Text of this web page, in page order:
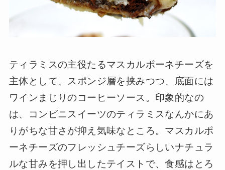
ティラミスの主役たるマスカルポーネチーズを
主体として、スポンジ層を挟みつつ、底面には
ワインまじりのコーヒーソース。印象的なの
は、コンビニスイーツのティラミスなんかにあ
りがちな甘さが抑え気味なところ。マスカルポ
ーネチーズのフレッシュチーズらしいナチュラ
ルな甘みを押し出したテイストで、食感はとろ